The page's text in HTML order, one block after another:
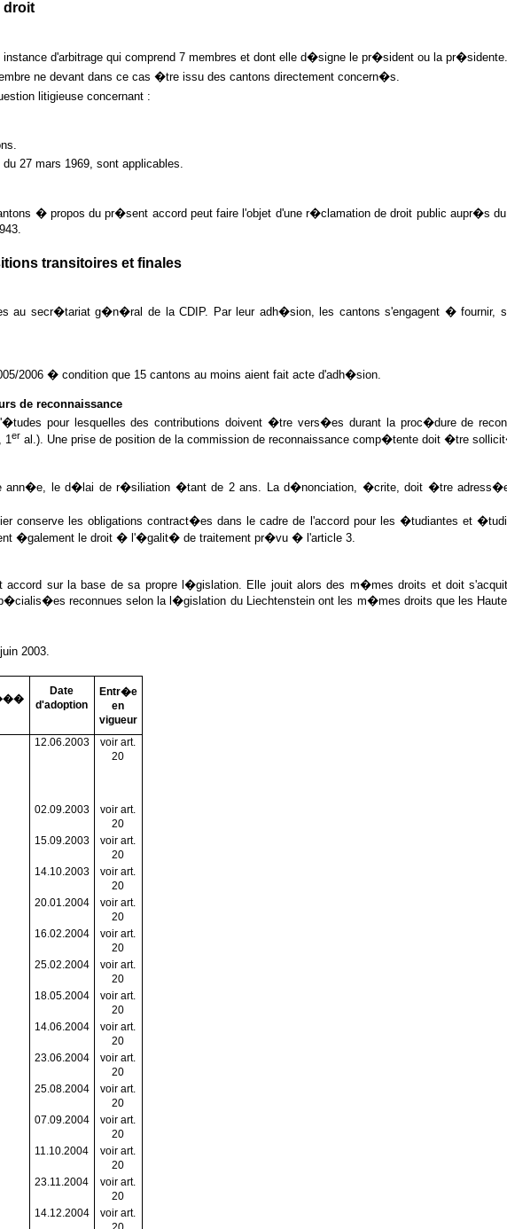
d'arbitrage qui comprend 7 membres et dont elle d�signe le pr�sident ou la pr�sidente.
ne devant dans ce cas �tre issu des cantons directement concern�s.
litigieuse concernant :
27 mars 1969, sont applicables.
� propos du pr�sent accord peut faire l'objet d'une r�clamation de droit public aupr�s
transitoires et finales
au secr�tariat g�n�ral de la CDIP. Par leur adh�sion, les cantons s'engagent �
2006 � condition que 15 cantons au moins aient fait acte d'adh�sion.
de reconnaissance
pour lesquelles des contributions doivent �tre vers�es durant la proc�dure de
1 er al.). Une prise de position de la commission de reconnaissance comp�tente doit �tre
ann�e, le d�lai de r�siliation �tant de 2 ans. La d�nonciation, �crite, doit �tre
conserve les obligations contract�es dans le cadre de l'accord pour les �tudiantes et
�galement le droit � l'�galit� de traitement pr�vu � l'article 3.
sur la base de sa propre l�gislation. Elle jouit alors des m�mes droits et doit
reconnues selon la l�gislation du Liechtenstein ont les m�mes droits que les
2003.
Date
d'adoption
Entr�e
en
vigueur
12.06.2003
voir art.
20
02.09.2003
voir art.
20
15.09.2003
voir art.
20
14.10.2003
voir art.
20
20.01.2004
voir art.
20
16.02.2004
voir art.
20
25.02.2004
voir art.
20
18.05.2004
voir art.
20
14.06.2004
voir art.
20
23.06.2004
voir art.
20
25.08.2004
voir art.
20
07.09.2004
voir art.
20
11.10.2004
voir art.
20
23.11.2004
voir art.
20
14.12.2004
voir art.